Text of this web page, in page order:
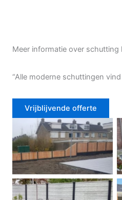
Meer informatie over schutting
“Alle moderne schuttingen
Vrijblijvende offerte
Douglas schutting